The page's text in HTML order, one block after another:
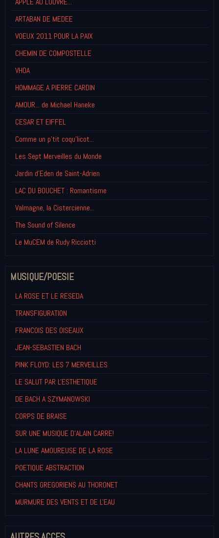
ARTABAN DE MEDEE
VOEUX 2011 POUR LA PAIX
CHEMIN DE COMPOSTELLE
VHOA
HOMMAGE A PIERRE CARDIN
AMOUR... de Michael Haneke
CESAR ET EIFFEL
Comme un p'tit coqu'licot...
Les Sept Merveilles du Monde
Jardin d'Eden de Saint-Adrien
LAC DU BOUCHET : Romantisme
Valmagne, la Cistercienne...
The Sound of Silence
Le MuCEM de Rudy Ricciotti
MUSIQUE/POESIE
LA ROSE ET LE RESEDA
TRANSFIGURATION
FRANCOIS DES OISEAUX
JEAN-SEBASTIEN BACH
PINK FLOYD: LES 7 MERVEILLES
LE SALUT PAR L'ESTHETIQUE
DE BACH A SZYMANOWSKI
CORPS DE BRAISE
SUR UNE MUSIQUE D'ALAIN CARRE!
LA LUNE AMOUREUSE DE LA ROSE
POETIQUE ABSTRACTION
CHANTS GREGORIENS AU THORONET
MURMURE DES VENTS ET DE L'EAU